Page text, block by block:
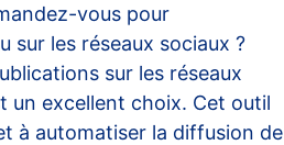
vous pour
sur les réseaux sociaux ?
sur les réseaux
un excellent choix. Cet outil
à automatiser la diffusion de